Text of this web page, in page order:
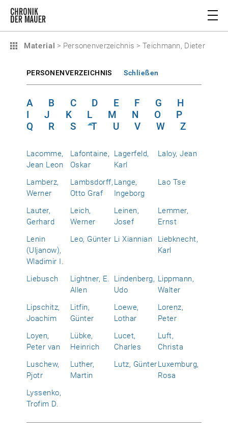
Material > Personenverzeichnis > Teichmann, Dieter
PERSONENVERZEICHNIS Schließen
A B C D E F G
H
I
J K L M N O
P
Q
R S T U V W Z
Lacomme,
Jean Leon
Lafontaine,
Oskar
Lagerfeld,
Karl
Laloy, Jean
Lamberz,
Werner
Lambsdorff,
Otto Graf
Lange,
Ingeborg
Lao Tse
Lauter,
Gerhard
Leich,
Werner
Leinen,
Josef
Lemmer,
Ernst
Lenin
(Uljanow),
Wladimir I.
Leo, Günter Li Xiannian
Liebknecht,
Karl
Liebusch
Lightner, E.
Allen
Lindenberg,
Udo
Lippmann,
Walter
Lipschitz,
Joachim
Litfin,
Günter
Loewe,
Lothar
Lorenz,
Peter
Loyen,
Peter van
Lübke,
Heinrich
Lucet,
Charles
Luft,
Christa
Luschew,
Pjotr
Luther,
Martin
Lutz, GünterLuxemburg,
Rosa
Lyssenko,
Trofim D.